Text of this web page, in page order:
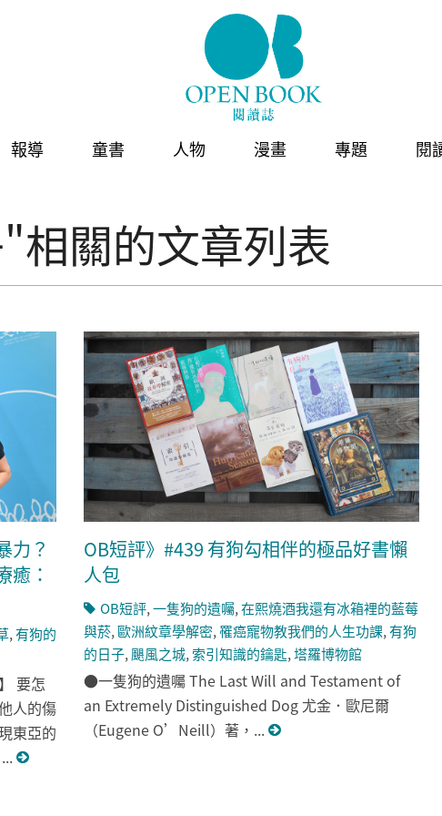
報導 童書 人物 漫畫 專題 閱
相關的文章列表
力？
癒：
,有狗的
要怎
人的傷
東亞的
OB短評》#439 有狗勾相伴的極品好書懶
人包
OB短評,一隻狗的遺囑,在熙燒酒我還有冰箱裡的藍莓
與菸,歐洲紋章學解密,罹癌寵物教我們的人生功課,有狗
的日子, 颶風之城, 索引知識的鑰匙,塔羅博物館
●一隻狗的遺囑 The Last Will and Testament of
an Extremely Distinguished Dog 尤金．歐尼爾
（Eugene O’Neill）著，...